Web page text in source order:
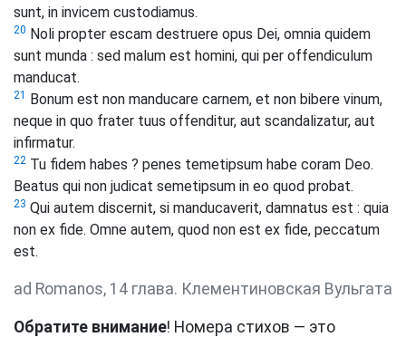
sunt, in invicem custodiamus.
20 Noli propter escam destruere opus Dei, omnia quidem
sunt munda : sed malum est homini, qui per offendiculum
manducat.
21 Bonum est non manducare carnem, et non bibere vinum,
neque in quo frater tuus offenditur, aut scandalizatur, aut
infirmatur.
22 Tu fidem habes ? penes temetipsum habe coram Deo.
Beatus qui non judicat semetipsum in eo quod probat.
23 Qui autem discernit, si manducaverit, damnatus est : quia
non ex fide. Omne autem, quod non est ex fide, peccatum
est.
ad Romanos, 14 глава. Клементиновская Вульгата
Обратите внимание! Номера стихов — это